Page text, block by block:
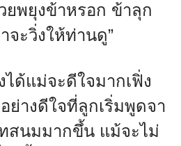
ยพยุงข้าหรอก ข้าลุก
จะวิ่งให้ท่านดู”
ได้แม่จะดีใจมากเฟิ่ง
ย่างดีใจที่ลูกเริ่มพูดจา
สนมมากขึ้น แม้จะไม่